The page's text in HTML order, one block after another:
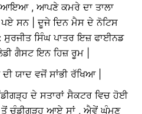
ਆਇਆ , ਆਪਣੇ ਕਮਰੇ ਦਾ ਤਾਲਾ
ਸਨ | ਦੂਜੇ ਦਿਨ ਮੈਸ ਦੇ ਨੋਟਿਸ
ਸਿੰਘ ਪਾਤਰ ਇਜ਼ ਫਾਈਨਡ
ਗੈਸਟ ਇਨ ਹਿਜ਼ ਰੂਮ |
ਯਾਦ ਵਜੋਂ ਸਾਂਭੀ ਰੱਖਿਆ |
ਦੇ ਸਤਾਰਾਂ ਸੈਕਟਰ ਵਿਚ ਹੋਈ
ਤੋਂ ਚੰਡੀਗੜ੍ਹ ਆਏ ਸਾਂ , ਐਵੇਂ ਘੁੰਮਣ